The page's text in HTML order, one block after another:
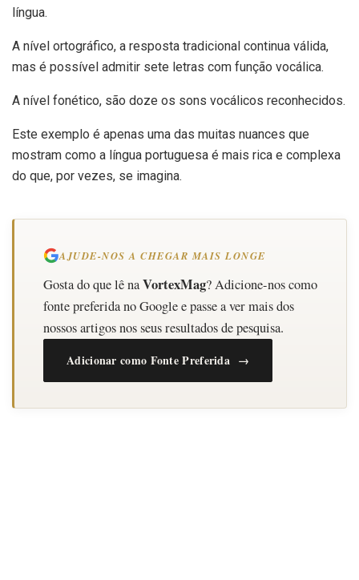
língua.
A nível ortográfico, a resposta tradicional continua válida,
mas é possível admitir sete letras com função vocálica.
A nível fonético, são doze os sons vocálicos reconhecidos.
Este exemplo é apenas uma das muitas nuances que
mostram como a língua portuguesa é mais rica e complexa
do que, por vezes, se imagina.
AJUDE-NOS A CHEGAR MAIS LONGE
Gosta do que lê naVortexMag? Adicione-nos como
fonte preferida no Google e passe a ver mais dos
nossos artigos nos seus resultados de pesquisa.
Adicionar como Fonte Preferida →